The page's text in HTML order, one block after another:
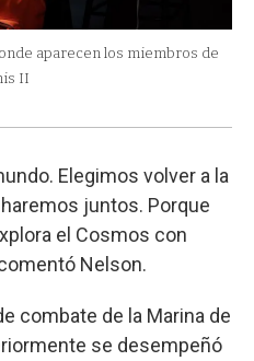
aparecen los miembros de
II
Elegimos volver a la
juntos. Porque
el Cosmos con
Nelson.
combate de la Marina de
se desempeñó